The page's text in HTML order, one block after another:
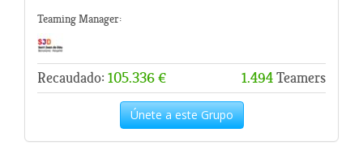
Teaming Manager:
Recaudado: 105.336 € 1.494Teamers
Únete a este Grupo